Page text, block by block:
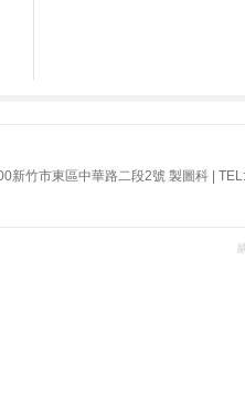
新竹市東區中華路二段2號 製圖科 |